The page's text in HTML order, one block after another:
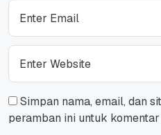
Simpan nama, email, dan
peramban ini untuk